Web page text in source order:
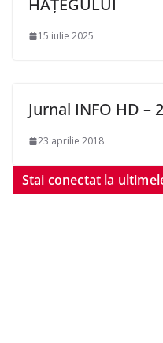
HAȚEGULUI
15 iulie 2025
Jurnal INFO HD –
23 aprilie 2018
Stai conectat la